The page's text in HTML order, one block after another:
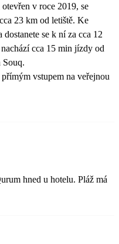
v roce 2019, se
23 km od letiště. Ke
se k ní za cca 12
cca 15 min jízdy od
Souq.
vstupem na veřejnou
hned u hotelu. Pláž má